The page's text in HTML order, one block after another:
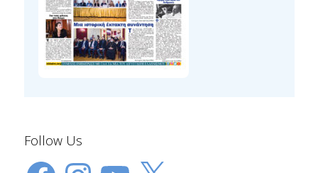
Follow Us
FacebookInstagramYouTube
X